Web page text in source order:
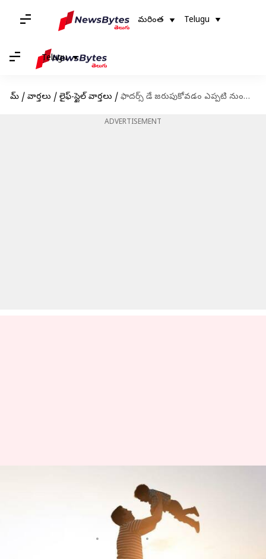
మరింత Telugu
Telugu
హోమ్ / వార్తలు / లైఫ్-స్టైల్ వార్తలు / ఫాదర్స్ డే జరుపుకోవడం ఎప్పటి నుండి మొదలైంది? ఈరోజున పంచుకోవాల్సిన కొటేషన్లు
ADVERTISEMENT
ఫాదర్స్ డే జరుపుకోవడం ఎప్పటి నుండి
మొదలైంది? ఈరోజున
పంచుకోవాల్సిన కొటేషన్లు
Jun 18, 2023 10:51 am